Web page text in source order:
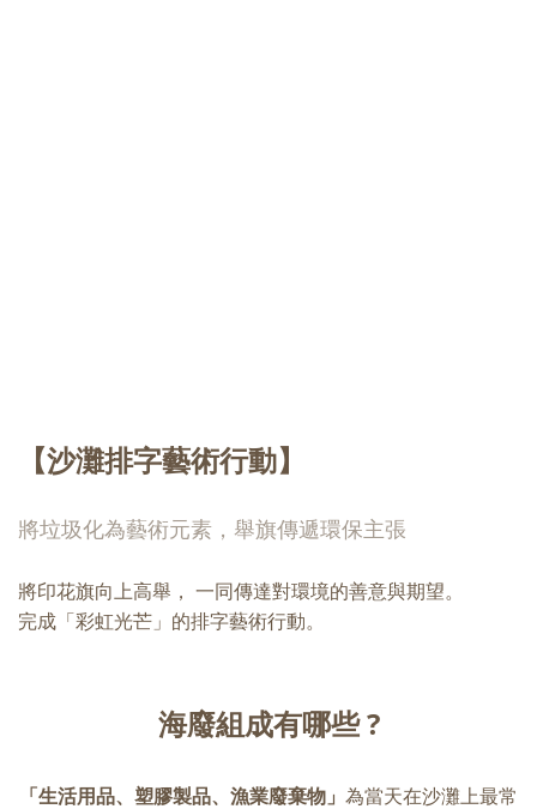
【沙灘排字藝術行動】
將垃圾化為藝術元素，舉旗傳遞環保主張
將印花旗向上高舉， 一同傳達對環境的善意與期望。
完成「彩虹光芒」的排字藝術行動。
海廢組成有哪些 ?
「生活用品、塑膠製品、漁業廢棄物」 為當天在沙灘上最常